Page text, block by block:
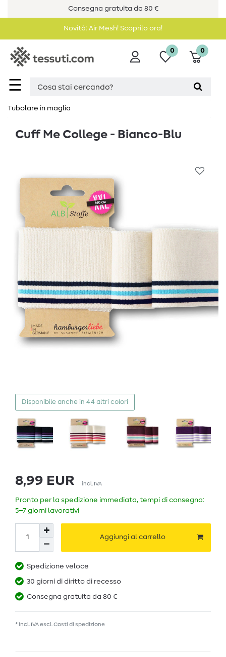
Consegna gratuita da 80 €
Novità: Air Mesh! Scoprilo ora!
☰
0 0
Tubolare in maglia
Cuff Me College - Bianco-Blu
Disponibile anche in 44 altri colori
8,99 EUR incl. IVA
Pronto per la spedizione immediata, tempi di consegna:
5–7 giorni lavorativi
Aggiungi al carrello
Spedizione veloce
30 giorni di diritto di recesso
Consegna gratuita da 80 €
* incl. IVA escl. Costi di spedizione